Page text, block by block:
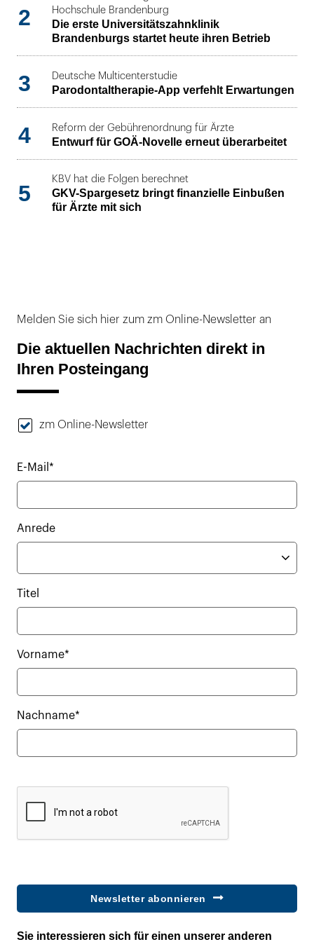
2
Hochschule Brandenburg
Die erste Universitätszahnklinik
Brandenburgs startet heute ihren Betrieb
3 Deutsche Multicenterstudie
Parodontaltherapie-App verfehlt Erwartungen
4 Reform der Gebührenordnung für Ärzte
Entwurf für GOÄ-Novelle erneut überarbeitet
5
KBV hat die Folgen berechnet
GKV-Spargesetz bringt finanzielle Einbußen
für Ärzte mit sich
Melden Sie sich hier zum zm Online-Newsletter an
Die aktuellen Nachrichten direkt in
Ihren Posteingang
zm Online-Newsletter
E-Mail*
Anrede
Titel
Vorname*
Nachname*
Newsletter abonnieren
Sie interessieren sich für einen unserer anderen